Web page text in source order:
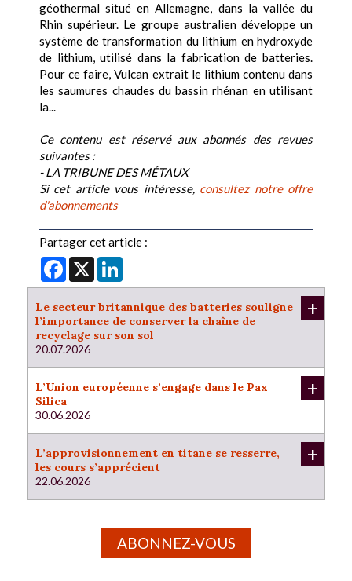
géothermal situé en Allemagne, dans la vallée du
Rhin supérieur. Le groupe australien développe un
système de transformation du lithium en hydroxyde
de lithium, utilisé dans la fabrication de batteries.
Pour ce faire, Vulcan extrait le lithium contenu dans
les saumures chaudes du bassin rhénan en utilisant
la...
Ce contenu est réservé aux abonnés des revues
suivantes :
- LA TRIBUNE DES MÉTAUX
Si cet article vous intéresse, consultez notre offre
d'abonnements
Partager cet article :
Facebook
X
Le secteur britannique des batteries souligne
l’importance de conserver la chaîne de
recyclage sur son sol
20.07.2026
+
L’Union européenne s’engage dans le Pax
Silica
30.06.2026
+
L’approvisionnement en titane se resserre,
les cours s’apprécient
22.06.2026
+
ABONNEZ-VOUS